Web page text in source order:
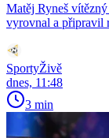
Matěj Ryneš
vyrovnal a připravil
SportyŽivě
dnes, 11:48
3 min